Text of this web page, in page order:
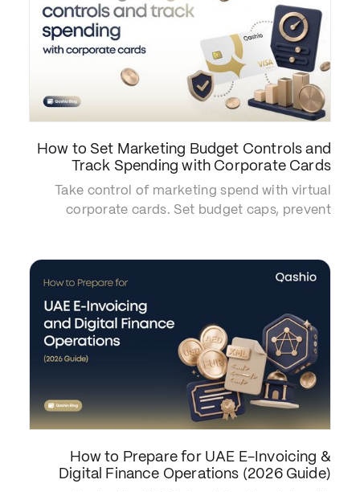
How to Set Marketing Budget Controls and
Track Spending with Corporate Cards
Take control of marketing spend with virtual
corporate cards. Set budget caps, prevent
How to Prepare for UAE E-Invoicing &
Digital Finance Operations (2026 Guide)